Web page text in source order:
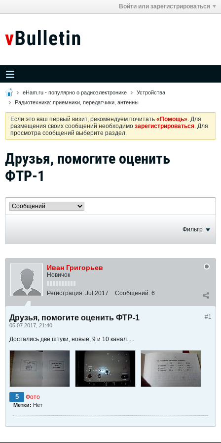
Войти или зарегистрироваться
eHam.ru - популярно о радиоэлектронике
Устройства
Радиотехника: приемники, передатчики, антенны
Если это ваш первый визит, рекомендуем почитать «Помощь». Для
размещения своих сообщений необходимо зарегистрироваться. Для
просмотра сообщений выберите раздел.
Друзья, помогите оценить
ФТР-1
Фильтр
Иван Григорьев
Новичок
Регистрация: Jul 2017 Сообщений: 6
#1
Друзья, помогите оценить ФТР-1
05.07.2017, 21:40
Достались две штуки, новые, 9 и 10 канал. ...
5 Фото
Метки: Нет